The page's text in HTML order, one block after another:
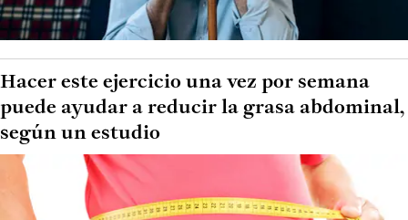
Hacer este ejercicio una vez por semana
puede ayudar a reducir la grasa abdominal,
según un estudio